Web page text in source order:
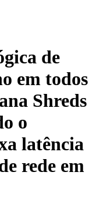
de
em todos
Shreds
o
latência
rede em